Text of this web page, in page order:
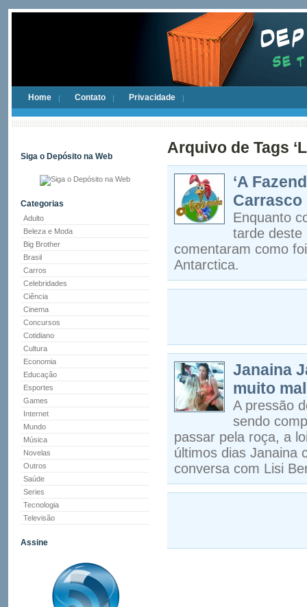
Home Contato Privacidade
Siga o Depósito na Web
Categorias
Adulto
Beleza e Moda
Big Brother
Brasil
Carros
Celebridades
Ciência
Cinema
Concursos
Cotidiano
Cultura
Economia
Educação
Esportes
Games
Internet
Mundo
Música
Novelas
Outros
Saúde
Series
Tecnologia
Televisão
Assine
Arquivo de Tags
‘A
Carrasco
Enquanto
tarde deste
comentaram como
Antarctica.
Janaina
muito
A pressão
sendo
passar pela roça, a
últimos dias Janaina
conversa com Lisi